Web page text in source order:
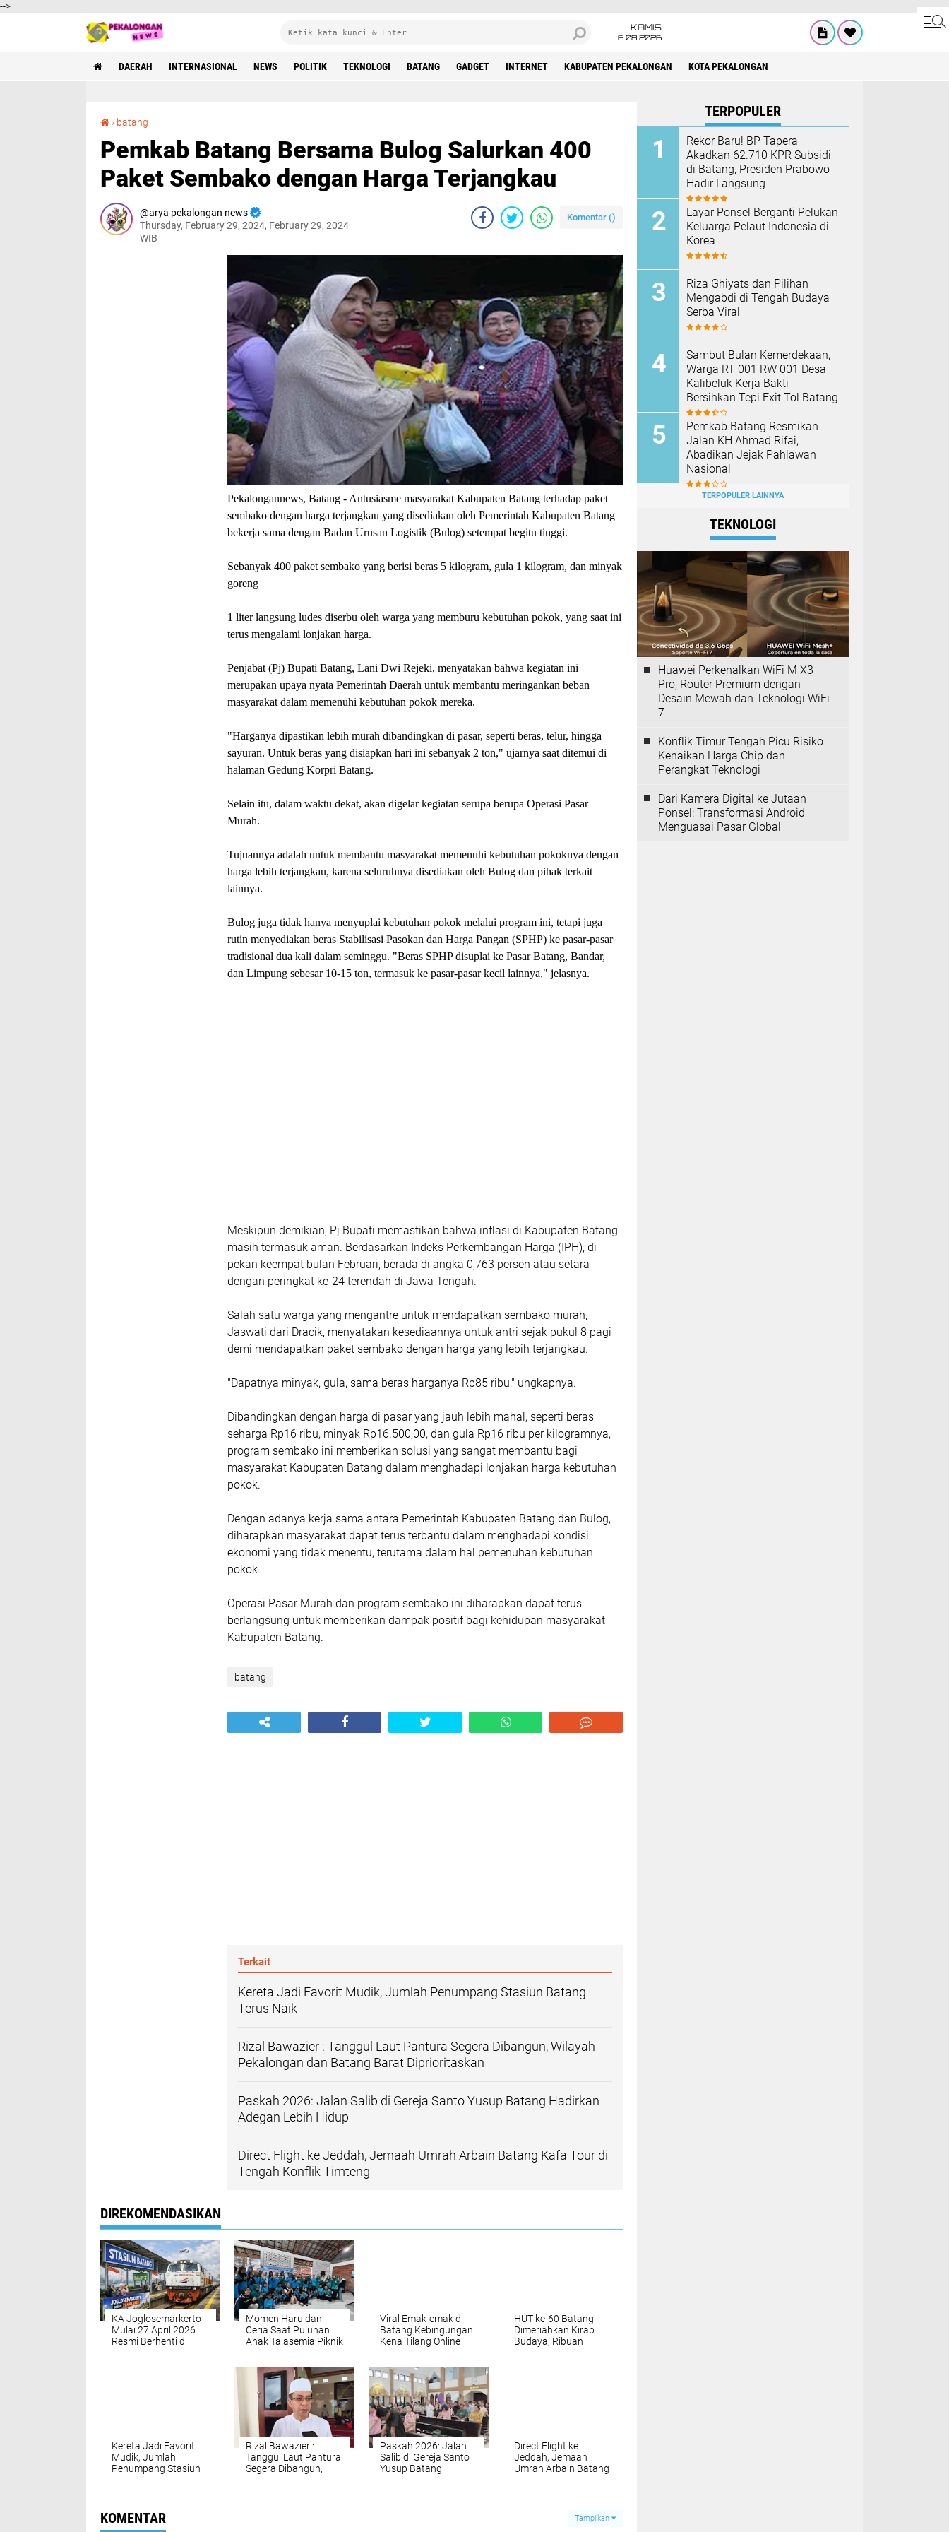
-->
KAMIS
6 08 2026
DAERAH INTERNASIONAL NEWS POLITIK TEKNOLOGI BATANG GADGET INTERNET KABUPATEN PEKALONGAN KOTA PEKALONGAN
› batang
Pemkab Batang Bersama Bulog Salurkan 400
Paket Sembako dengan Harga Terjangkau
arya pekalongan news
Thursday, February 29, 2024, February 29, 2024
WIB
Komentar ()
Pekalongannews, Batang - Antusiasme masyarakat Kabupaten Batang terhadap paket
sembako dengan harga terjangkau yang disediakan oleh Pemerintah Kabupaten Batang
bekerja sama dengan Badan Urusan Logistik (Bulog) setempat begitu tinggi.
Sebanyak 400 paket sembako yang berisi beras 5 kilogram, gula 1 kilogram, dan minyak
goreng
1 liter langsung ludes diserbu oleh warga yang memburu kebutuhan pokok, yang saat ini
terus mengalami lonjakan harga.
Penjabat (Pj) Bupati Batang, Lani Dwi Rejeki, menyatakan bahwa kegiatan ini
merupakan upaya nyata Pemerintah Daerah untuk membantu meringankan beban
masyarakat dalam memenuhi kebutuhan pokok mereka.
"Harganya dipastikan lebih murah dibandingkan di pasar, seperti beras, telur, hingga
sayuran. Untuk beras yang disiapkan hari ini sebanyak 2 ton," ujarnya saat ditemui di
halaman Gedung Korpri Batang.
Selain itu, dalam waktu dekat, akan digelar kegiatan serupa berupa Operasi Pasar
Murah.
Tujuannya adalah untuk membantu masyarakat memenuhi kebutuhan pokoknya dengan
harga lebih terjangkau, karena seluruhnya disediakan oleh Bulog dan pihak terkait
lainnya.
Bulog juga tidak hanya menyuplai kebutuhan pokok melalui program ini, tetapi juga
rutin menyediakan beras Stabilisasi Pasokan dan Harga Pangan (SPHP) ke pasar-pasar
tradisional dua kali dalam seminggu. "Beras SPHP disuplai ke Pasar Batang, Bandar,
dan Limpung sebesar 10-15 ton, termasuk ke pasar-pasar kecil lainnya," jelasnya.
Meskipun demikian, Pj Bupati memastikan bahwa inflasi di Kabupaten Batang
masih termasuk aman. Berdasarkan Indeks Perkembangan Harga (IPH), di
pekan keempat bulan Februari, berada di angka 0,763 persen atau setara
dengan peringkat ke-24 terendah di Jawa Tengah.
Salah satu warga yang mengantre untuk mendapatkan sembako murah,
Jaswati dari Dracik, menyatakan kesediaannya untuk antri sejak pukul 8 pagi
demi mendapatkan paket sembako dengan harga yang lebih terjangkau.
"Dapatnya minyak, gula, sama beras harganya Rp85 ribu," ungkapnya.
Dibandingkan dengan harga di pasar yang jauh lebih mahal, seperti beras
seharga Rp16 ribu, minyak Rp16.500,00, dan gula Rp16 ribu per kilogramnya,
program sembako ini memberikan solusi yang sangat membantu bagi
masyarakat Kabupaten Batang dalam menghadapi lonjakan harga kebutuhan
pokok.
Dengan adanya kerja sama antara Pemerintah Kabupaten Batang dan Bulog,
diharapkan masyarakat dapat terus terbantu dalam menghadapi kondisi
ekonomi yang tidak menentu, terutama dalam hal pemenuhan kebutuhan
pokok.
Operasi Pasar Murah dan program sembako ini diharapkan dapat terus
berlangsung untuk memberikan dampak positif bagi kehidupan masyarakat
Kabupaten Batang.
batang
Terkait
Kereta Jadi Favorit Mudik, Jumlah Penumpang Stasiun Batang
Terus Naik
Rizal Bawazier : Tanggul Laut Pantura Segera Dibangun, Wilayah
Pekalongan dan Batang Barat Diprioritaskan
Paskah 2026: Jalan Salib di Gereja Santo Yusup Batang Hadirkan
Adegan Lebih Hidup
Direct Flight ke Jeddah, Jemaah Umrah Arbain Batang Kafa Tour di
Tengah Konflik Timteng
DIREKOMENDASIKAN
KA Joglosemarkerto
Mulai 27 April 2026
Resmi Berhenti di
Momen Haru dan
Ceria Saat Puluhan
Anak Talasemia Piknik
Viral Emak-emak di
Batang Kebingungan
Kena Tilang Online
HUT ke-60 Batang
Dimeriahkan Kirab
Budaya, Ribuan
Kereta Jadi Favorit
Mudik, Jumlah
Penumpang Stasiun
Rizal Bawazier :
Tanggul Laut Pantura
Segera Dibangun,
Paskah 2026: Jalan
Salib di Gereja Santo
Yusup Batang
Direct Flight ke
Jeddah, Jemaah
Umrah Arbain Batang
KOMENTAR Tampilkan
TERPOPULER
Rekor Baru! BP Tapera
Akadkan 62.710 KPR Subsidi
di Batang, Presiden Prabowo
Hadir Langsung
Layar Ponsel Berganti Pelukan
Keluarga Pelaut Indonesia di
Korea
Riza Ghiyats dan Pilihan
Mengabdi di Tengah Budaya
Serba Viral
Sambut Bulan Kemerdekaan,
Warga RT 001 RW 001 Desa
Kalibeluk Kerja Bakti
Bersihkan Tepi Exit Tol Batang
Pemkab Batang Resmikan
Jalan KH Ahmad Rifai,
Abadikan Jejak Pahlawan
Nasional
TERPOPULER LAINNYA
TEKNOLOGI
Huawei Perkenalkan WiFi M X3
Pro, Router Premium dengan
Desain Mewah dan Teknologi WiFi
7
Konflik Timur Tengah Picu Risiko
Kenaikan Harga Chip dan
Perangkat Teknologi
Dari Kamera Digital ke Jutaan
Ponsel: Transformasi Android
Menguasai Pasar Global